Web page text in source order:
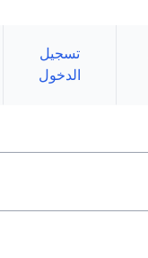
تسجيل
الدخول